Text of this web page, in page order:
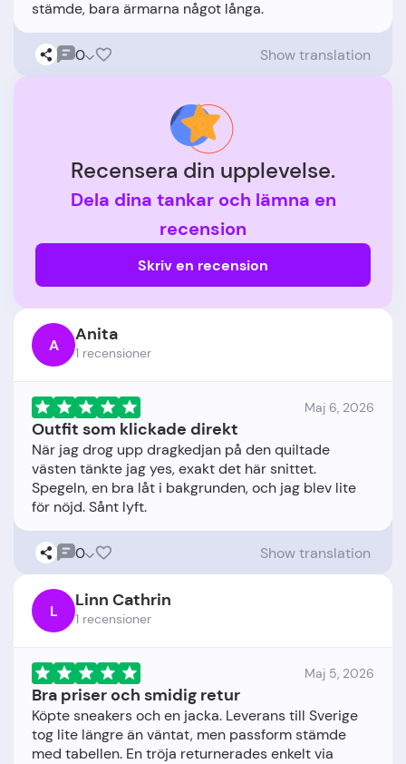
0 Show translation
Recensera din upplevelse.
Dela dina tankar och lämna en
recension
Skriv en recension
A Anita
1 recensioner
Maj 6, 2026
Outfit som klickade direkt
När jag drog upp dragkedjan på den quiltade
västen tänkte jag yes, exakt det här snittet.
Spegeln, en bra låt i bakgrunden, och jag blev lite
0 Show translation
L Linn Cathrin
1 recensioner
Maj 5, 2026
Bra priser och smidig retur
Köpte sneakers och en jacka. Leverans till Sverige
tog lite längre än väntat, men passform stämde
med tabellen. En tröja returnerades enkelt via